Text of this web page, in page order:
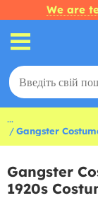
We are
...
Gangster
Gangster
1920s